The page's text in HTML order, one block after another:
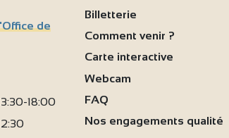
de
18:00
Billetterie
Comment venir ?
Carte interactive
Webcam
FAQ
Nos engagements qualité